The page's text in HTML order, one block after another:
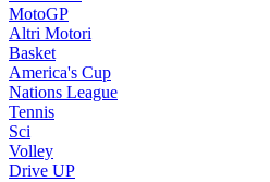
MotoGP
Altri Motori
Basket
America's Cup
Nations League
Tennis
Sci
Volley
Drive UP